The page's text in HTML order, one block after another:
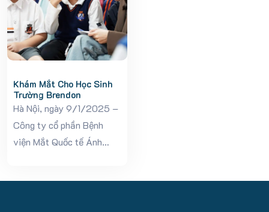
Khám Mắt Cho Học Sinh
Trường Brendon
Hà Nội, ngày 9/1/2025 –
Công ty cổ phần Bệnh
viện Mắt Quốc tế Ánh